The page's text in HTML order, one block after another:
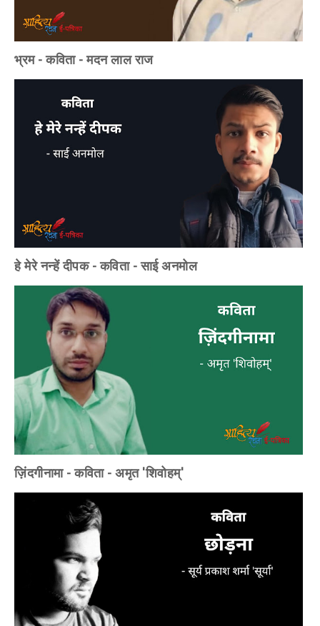
भ्रम - कविता - मदन लाल राज
हे मेरे नन्हें दीपक - कविता - साई अनमोल
ज़िंदगीनामा - कविता - अमृत 'शिवोहम्'